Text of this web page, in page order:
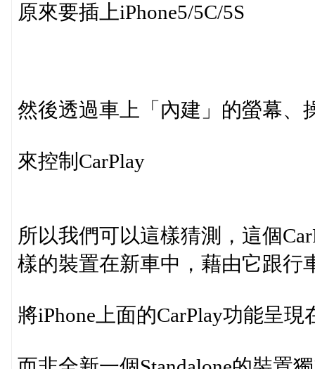
原來要插上iPhone5/5C/5S
然後透過車上「內建」的螢幕、
來控制CarPlay
所以我們可以這樣猜測，這個
樣的裝置在新車中，藉由它跟行
將iPhone上面的CarPlay功能呈